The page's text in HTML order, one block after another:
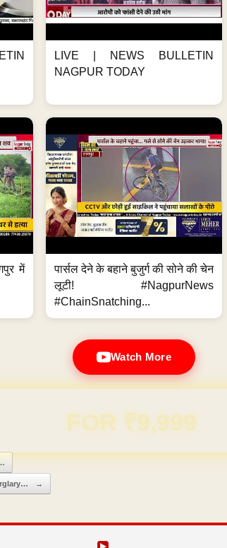
LIVE | NEWS BULLETIN
NAGPUR TODAY
में
पार्सल देने के बहाने बुजुर्ग की सोने की चेन
लूटी! #NagpurNews
#ChainSnatching...
Watch More
Domain & Hosting FREE for 1
→